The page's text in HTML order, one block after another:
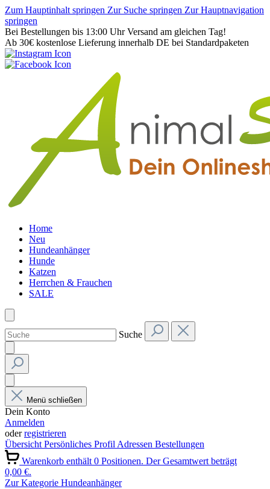
Zum Hauptinhalt springen Zur Suche springen Zur Hauptnavigation
springen
Bei Bestellungen bis 13:00 Uhr Versand am gleichen Tag!
Ab 30€ kostenlose Lieferung innerhalb DE bei Standardpaketen
Home
Neu
Hundeanhänger
Hunde
Katzen
Herrchen & Frauchen
SALE
Suche
Menü schließen
Dein Konto
Anmelden
oderregistrieren
ÜbersichtPersönliches ProfilAdressen Bestellungen
Warenkorb enthält 0 Positionen. Der Gesamtwert beträgt
0,00 €.
Zur Kategorie Hundeanhänger